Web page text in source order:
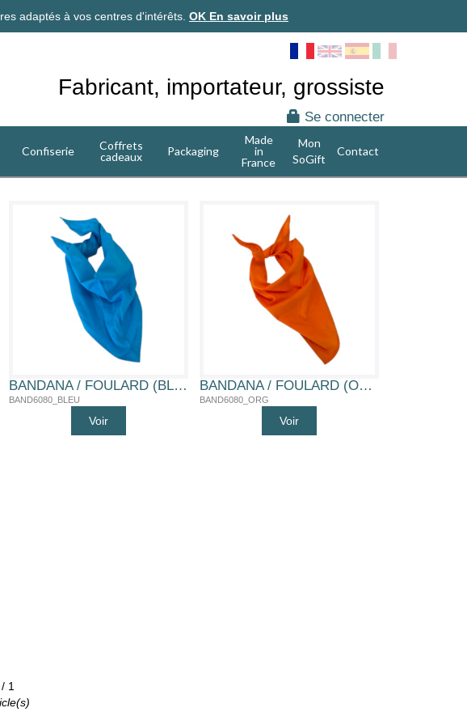
adaptés à vos centres d'intérêts. OK En savoir plus
Fabricant, importateur, grossiste
Se connecter
Confiserie
Coffrets
cadeaux
Packaging
Made
in
France
Mon
SoGift
Contact
BANDANA / FOULARD (BLEU)
BAND6080_BLEU
Voir
BANDANA / FOULARD (ORANGE)
BAND6080_ORG
Voir
1